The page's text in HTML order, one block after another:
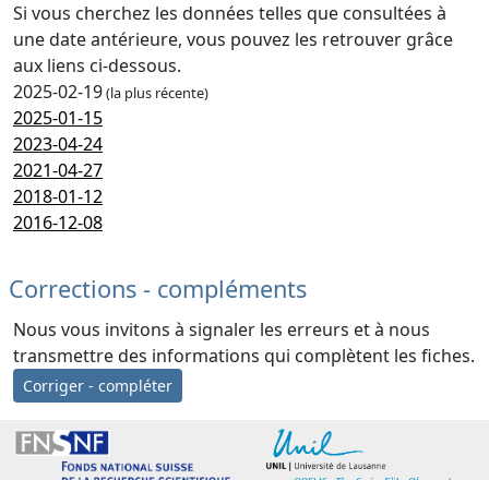
Si vous cherchez les données telles que consultées à
une date antérieure, vous pouvez les retrouver grâce
aux liens ci-dessous.
2025-02-19(la plus récente)
2025-01-15
2023-04-24
2021-04-27
2018-01-12
2016-12-08
Corrections - compléments
Nous vous invitons à signaler les erreurs et à nous
transmettre des informations qui complètent les fiches.
Corriger - compléter